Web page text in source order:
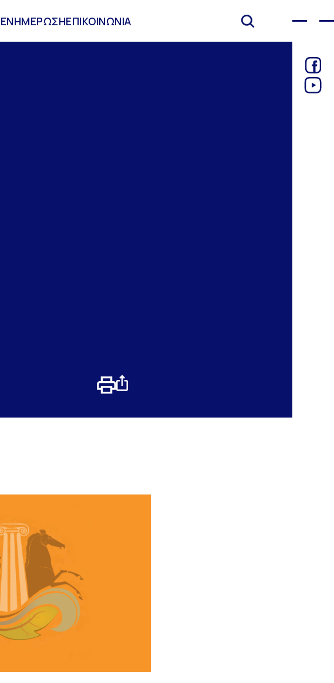
ΕΝΗΜΕΡΩΣΗΕΠΙΚΟΙΝΩΝΙΑ